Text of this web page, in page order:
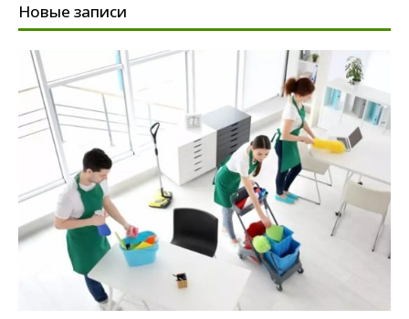
Новые записи